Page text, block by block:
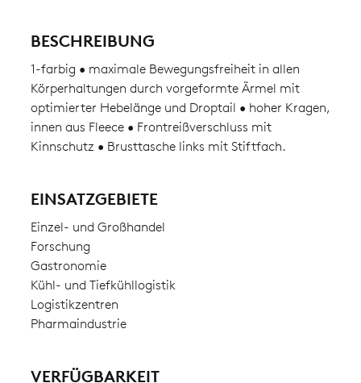
BESCHREIBUNG
1-farbig • maximale Bewegungsfreiheit in allen
Körperhaltungen durch vorgeformte Ärmel mit
optimierter Hebelänge und Droptail • hoher Kragen,
innen aus Fleece • Frontreißverschluss mit
Kinnschutz • Brusttasche links mit Stiftfach.
EINSATZGEBIETE
Einzel- und Großhandel
Forschung
Gastronomie
Kühl- und Tiefkühllogistik
Logistikzentren
Pharmaindustrie
VERFÜGBARKEIT